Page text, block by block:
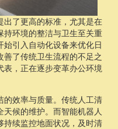
出了更高的标准，尤其是在
持环境的整洁与卫生至关重
引入自动化设备来优化日
了传统卫生流程的不足之
表，正在逐步变革办公环境
的效率与质量。传统人工清
候的维护。而智能机器人
持续监控地面状况，及时清